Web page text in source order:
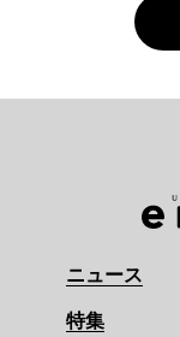
ニュース
特集